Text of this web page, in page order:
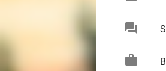
chat
work